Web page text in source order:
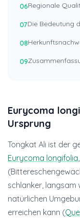
06Regionale
07Die Bedeutung
08
09
Eurycoma
Ursprung
Tongkat Ali ist der
Eurycoma longifolia
schlanker, langsam
natürlichen
erreichen kann (